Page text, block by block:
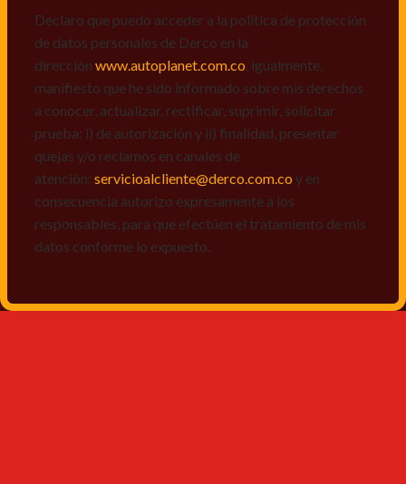
responsables, para que efectúen el tratamiento de mis
datos conforme lo expuesto.
Declaro que puedo acceder a la política de protección
de datos personales de Derco en la
dirección www.autoplanet.com.co , igualmente,
manifiesto que he sido informado sobre mis derechos
a conocer, actualizar, rectificar, suprimir, solicitar
prueba: i) de autorización y ii) finalidad, presentar
quejas y/o reclamos en canales de
atención: servicioalcliente@derco.com.co y en
consecuencia autorizo expresamente a los
responsables, para que efectúen el tratamiento de mis
datos conforme lo expuesto.